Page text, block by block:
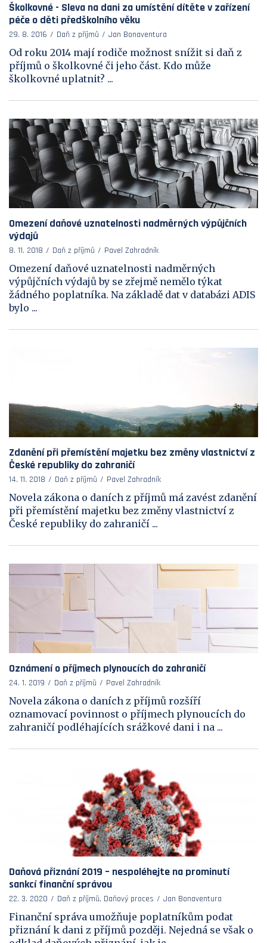
Školkovné - Sleva na dani za umístění dítěte v zařízení
péče o děti předškolního věku
29. 8. 2016 Daň z příjmů Jan Bonaventura
Od roku 2014 mají rodiče možnost snížit si daň z
příjmů o školkovné či jeho část. Kdo může
školkovné uplatnit? ...
Omezení daňové uznatelnosti nadměrných výpůjčních
výdajů
8. 11. 2018 Daň z příjmů Pavel Zahradník
Omezení daňové uznatelnosti nadměrných
výpůjčních výdajů by se zřejmě nemělo týkat
žádného poplatníka. Na základě dat v databázi ADIS
bylo ...
Zdanění při přemístění majetku bez změny vlastnictví z
České republiky do zahraničí
14. 11. 2018 Daň z příjmů Pavel Zahradník
Novela zákona o daních z příjmů má zavést zdanění
při přemístění majetku bez změny vlastnictví z
České republiky do zahraničí ...
Oznámení o příjmech plynoucích do zahraničí
24. 1. 2019 Daň z příjmů Pavel Zahradník
Novela zákona o daních z příjmů rozšíří
oznamovací povinnost o příjmech plynoucích do
zahraničí podléhajících srážkové dani i na ...
Daňová přiznání 2019 – nespoléhejte na prominutí
sankcí finanční správou
22. 3. 2020 Daň z příjmů, Daňový proces Jan Bonaventura
Finanční správa umožňuje poplatníkům podat
přiznání k dani z příjmů později. Nejedná se však o